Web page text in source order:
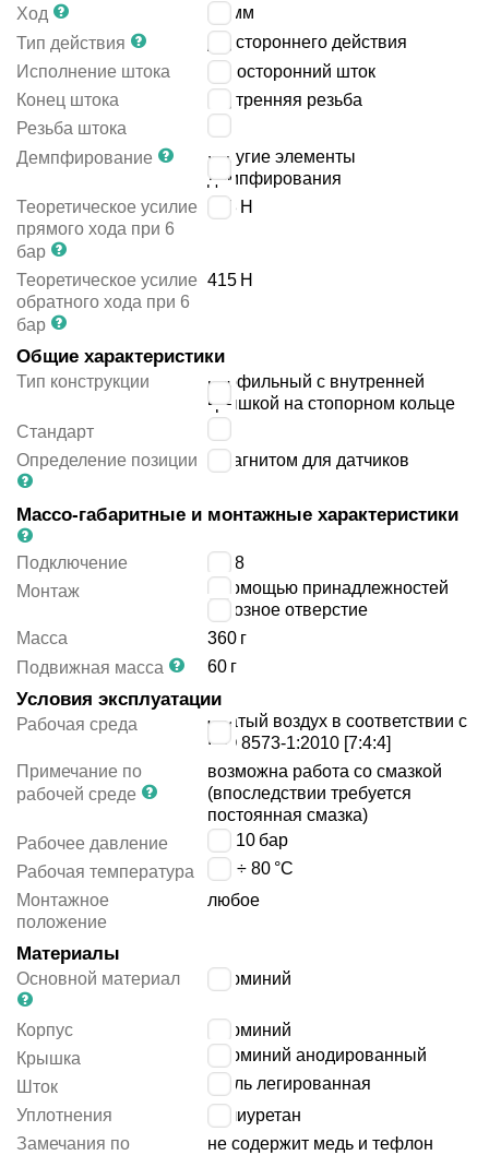
Ход
мм
Тип действия
двустороннего действия
Исполнение штока
односторонний шток
Конец штока
внутренняя резьба
Резьба штока
Демпфирование
упругие элементы
демпфирования
Теоретическое усилие
прямого хода при 6
бар
483 Н
Теоретическое усилие
обратного хода при 6
бар
415 Н
Общие характеристики
Тип конструкции
профильный с внутренней
крышкой на стопорном кольце
Стандарт
Определение позиции
с магнитом для датчиков
Массо-габаритные и монтажные характеристики
Подключение
G1/8
Монтаж
с помощью принадлежностей
сквозное отверстие
Масса
360 г
Подвижная масса
60 г
Условия эксплуатации
Рабочая среда
сжатый воздух в соответствии с
ISO 8573-1:2010 [7:4:4]
Примечание по
рабочей среде
возможна работа со смазкой
(впоследствии требуется
постоянная смазка)
Рабочее давление
1 ÷ 10 бар
Рабочая температура
-20 ÷ 80 °C
Монтажное
положение
любое
Материалы
Основной материал алюминий
Корпус
алюминий
Крышка
алюминий анодированный
Шток
сталь легированная
Уплотнения
полиуретан
Замечания по
не содержит медь и тефлон